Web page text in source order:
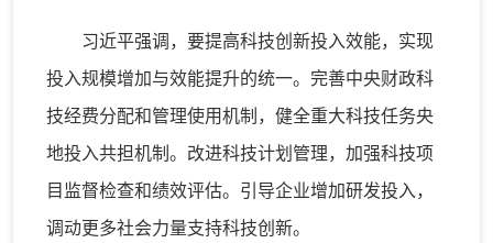
习近平强调，要提高科技创新投入效能，实现
投入规模增加与效能提升的统一。完善中央财政科
技经费分配和管理使用机制，健全重大科技任务央
地投入共担机制。改进科技计划管理，加强科技项
目监督检查和绩效评估。引导企业增加研发投入，
调动更多社会力量支持科技创新。